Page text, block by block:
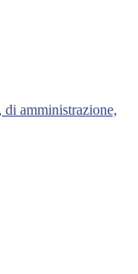
amministrazione,